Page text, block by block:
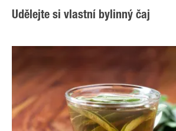
Udělejte si vlastní bylinný čaj